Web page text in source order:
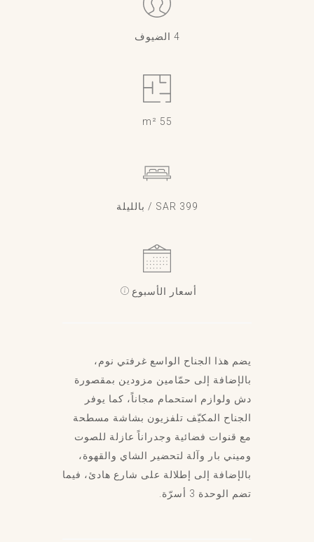
4 الضيوف
55 m²
399 SAR / بالليلة
أسعار الأسبوع
يضم هذا الجناح الواسع غرفتي نوم،
بالإضافة إلى حمّامين مزودين بمقصورة
دش ولوازم استحمام مجاناً، كما يوفر
الجناح المكيّف تلفزيون بشاشة مسطحة
مع قنوات فضائية وجدراناً عازلة للصوت
وميني بار وآلة لتحضير الشاي والقهوة،
بالإضافة إلى إطلالة على شارع هادئ، فيما
تضم الوحدة 3 أسرّة.